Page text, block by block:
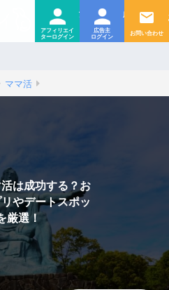
アフィリエイター ログイ
広告主ログ
ママ活
は成功する？お
やデートスポッ
厳選！